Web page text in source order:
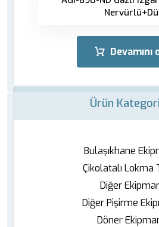
Devamını
Ürün
Bulaşıkhane
Çikolatalı Lokma
Diğer
Diğer Pişirme
Döner